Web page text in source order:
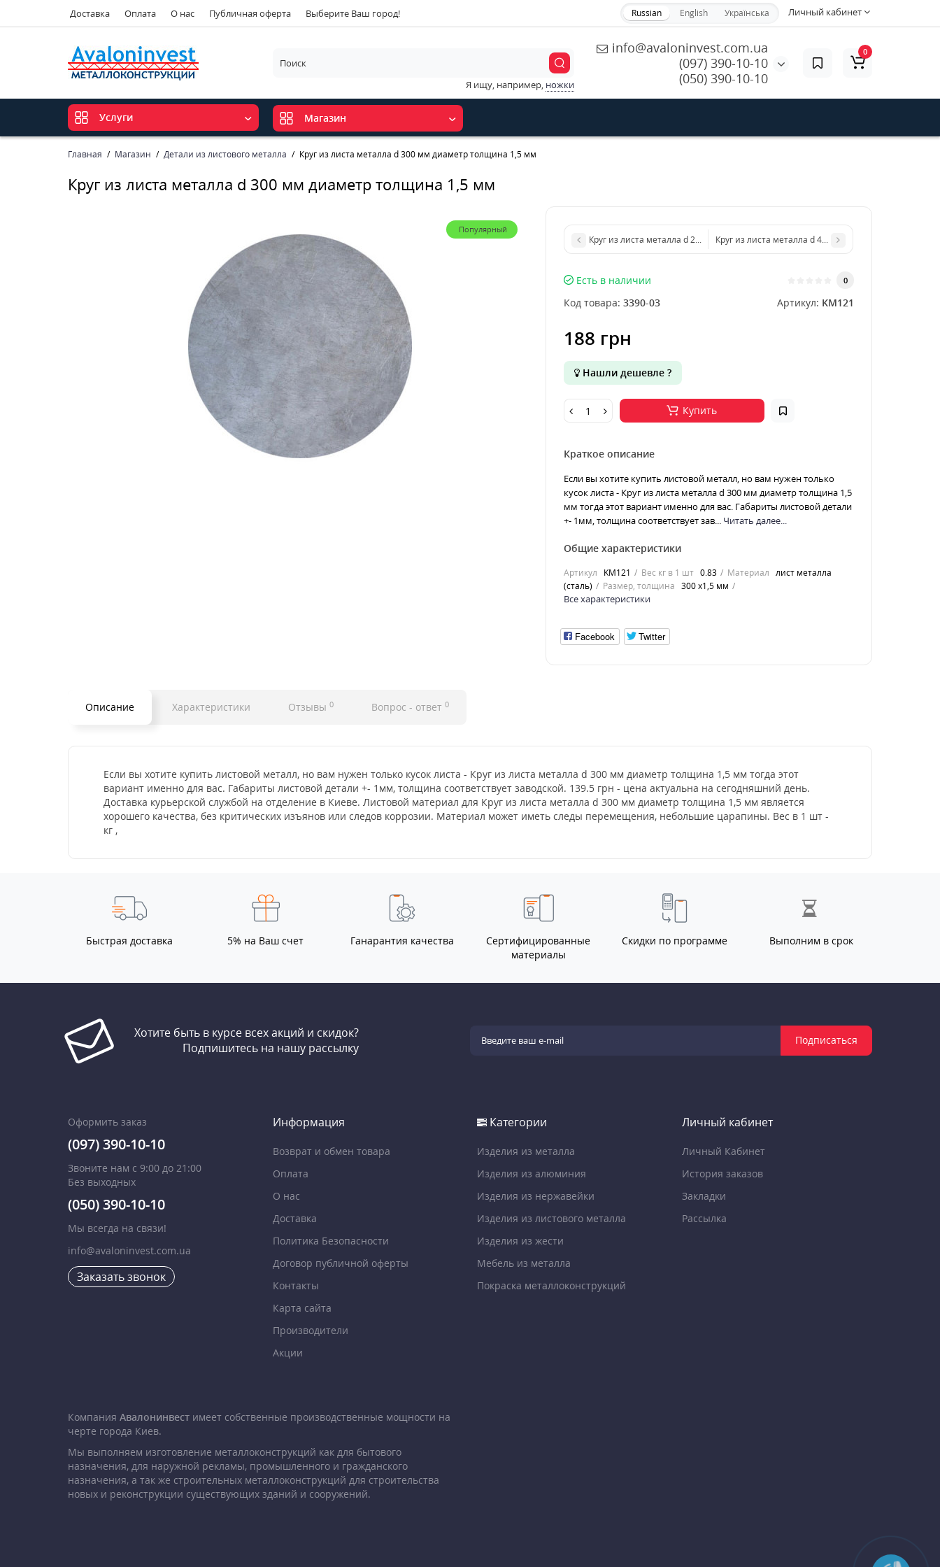
Доставка Оплата О нас Публичная оферта Выберите Ваш город! Личный кабинет
Russian English Українська
info@avaloninvest.com.ua
(097) 390-10-10
(050) 390-10-10
Я ищу, например, ножки
0
Услуги Магазин
Главная Магазин Детали из листового металла Круг из листа металла d 300 мм диаметр толщина 1,5 мм
Круг из листа металла d 300 мм диаметр толщина 1,5 мм
Популярный
Круг из листа металла d 200 мм диаметр толщина 1,5 мм
Круг из листа металла d 400 мм диаметр толщина
Есть в наличии 0
Код товара: 3390-03 Артикул: KM121
188 грн
Нашли дешевле ?
Купить
Краткое описание
Если вы хотите купить листовой металл, но вам нужен только
кусок листа - Круг из листа металла d 300 мм диаметр толщина 1,5
мм тогда этот вариант именно для вас. Габариты листовой детали
+- 1мм, толщина соответствует зав... Читать далее...
Общие характеристики
Артикул KM121 Вес кг в 1 шт 0.83 Материал лист металла
(сталь)
Размер, толщина 300 х1,5 мм
Все характеристики
Facebook Twitter
Описание Характеристики Отзывы 0 Вопрос - ответ 0
Если вы хотите купить листовой металл, но вам нужен только кусок листа - Круг из листа металла d 300 мм диаметр толщина 1,5 мм тогда этот
вариант именно для вас. Габариты листовой детали +- 1мм, толщина соответствует заводской. 139.5 грн - цена актуальна на сегодняшний день.
Доставка курьерской службой на отделение в Киеве. Листовой материал для Круг из листа металла d 300 мм диаметр толщина 1,5 мм является
хорошего качества, без критических изъянов или следов коррозии. Материал может иметь следы перемещения, небольшие царапины. Вес в 1 шт -
кг ,
Быстрая доставка 5% на Ваш счет Ганарантия качества
Сертифицированные
материалы
Скидки по программе Выполним в срок
Хотите быть в курсе всех акций и скидок?
Подпишитесь на нашу рассылку
Подписаться
Оформить заказ
(097) 390-10-10
Звоните нам с 9:00 до 21:00
Без выходных
(050) 390-10-10
Мы всегда на связи!
info@avaloninvest.com.ua
Заказать звонок
Информация
Возврат и обмен товара
Оплата
О нас
Доставка
Политика Безопасности
Договор публичной оферты
Контакты
Карта сайта
Производители
Акции
Категории
Изделия из металла
Изделия из алюминия
Изделия из нержавейки
Изделия из листового металла
Изделия из жести
Мебель из металла
Покраска металлоконструкций
Личный кабинет
Личный Кабинет
История заказов
Закладки
Рассылка
Компания Авалонинвест имеет собственные производственные мощности на
черте города Киев.
Мы выполняем изготовление металлоконструкций как для бытового
назначения, для наружной рекламы, промышленного и гражданского
назначения, а так же строительных металлоконструкций для строительства
новых и реконструкции существующих зданий и сооружений.